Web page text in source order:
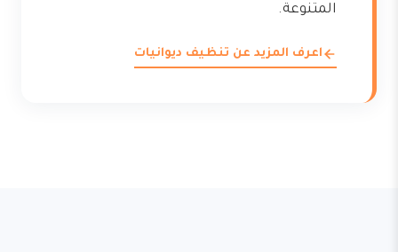
المتنوعة.
اعرف المزيد عن تنظيف ديوانيات